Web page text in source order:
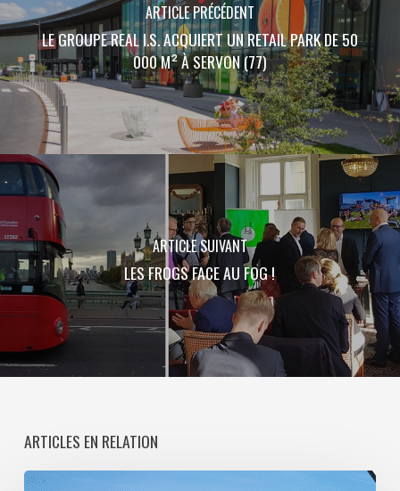
ARTICLE PRÉCÉDENT
LE GROUPE REAL I.S. ACQUIERT UN RETAIL PARK DE 50
000 M² À SERVON (77)
ARTICLE SUIVANT
LES FROGS FACE AU FOG !
ARTICLES EN RELATION
Paris